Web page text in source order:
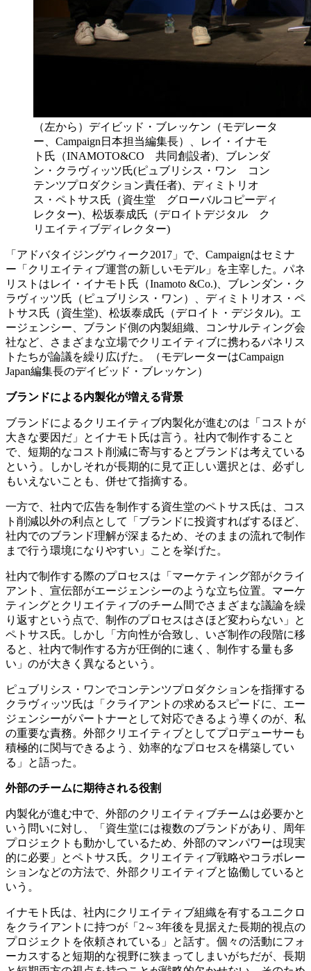
（左から）デイビッド・ブレッケン（モデレータ
ー、Campaign日本担当編集長）、レイ・イナモ
ト氏（INAMOTO&CO 共同創設者)、ブレンダ
ン・クラヴィッツ氏(ピュブリシス・ワン コン
テンツプロダクション責任者)、ディミトリオ
ス・ペトサス氏（資生堂 グローバルコピーディ
レクター)、松坂泰成氏（デロイトデジタル ク
リエイティブディレクター)
「アドバタイジングウィーク2017」で、Campaignはセミナ
ー「クリエイティブ運営の新しいモデル」を主宰した。パネ
リストはレイ・イナモト氏（Inamoto &Co.)、ブレンダン・ク
ラヴィッツ氏（ピュブリシス・ワン）、ディミトリオス・ペ
トサス氏（資生堂)、松坂泰成氏（デロイト・デジタル)。エ
ージェンシー、ブランド側の内製組織、コンサルティング会
社など、さまざまな立場でクリエイティブに携わるパネリス
トたちが論議を繰り広げた。（モデレーターはCampaign
Japan編集長のデイビッド・ブレッケン）
ブランドによる内製化が増える背景
ブランドによるクリエイティブ内製化が進むのは「コストが
大きな要因だ」とイナモト氏は言う。社内で制作すること
で、短期的なコスト削減に寄与するとブランドは考えている
という。しかしそれが長期的に見て正しい選択とは、必ずし
もいえないことも、併せて指摘する。
一方で、社内で広告を制作する資生堂のペトサス氏は、コス
ト削減以外の利点として「ブランドに投資すればするほど、
社内でのブランド理解が深まるため、そのままの流れで制作
まで行う環境になりやすい」ことを挙げた。
社内で制作する際のプロセスは「マーケティング部がクライ
アント、宣伝部がエージェンシーのような立ち位置。マーケ
ティングとクリエイティブのチーム間でさまざまな議論を繰
り返すという点で、制作のプロセスはさほど変わらない」と
ペトサス氏。しかし「方向性が合致し、いざ制作の段階に移
ると、社内で制作する方が圧倒的に速く、制作する量も多
い」のが大きく異なるという。
ピュブリシス・ワンでコンテンツプロダクションを指揮する
クラヴィッツ氏は「クライアントの求めるスピードに、エー
ジェンシーがパートナーとして対応できるよう導くのが、私
の重要な責務。外部クリエイティブとしてプロデューサーも
積極的に関与できるよう、効率的なプロセスを構築してい
る」と語った。
外部のチームに期待される役割
内製化が進む中で、外部のクリエイティブチームは必要かと
いう問いに対し、「資生堂には複数のブランドがあり、周年
プロジェクトも動かしているため、外部のマンパワーは現実
的に必要」とペトサス氏。クリエイティブ戦略やコラボレー
ションなどの方法で、外部クリエイティブと協働していると
いう。
イナモト氏は、社内にクリエイティブ組織を有するユニクロ
をクライアントに持つが「2～3年後を見据えた長期的視点の
プロジェクトを依頼されている」と話す。個々の活動にフォ
ーカスすると短期的な視野に狭まってしまいがちだが、長期